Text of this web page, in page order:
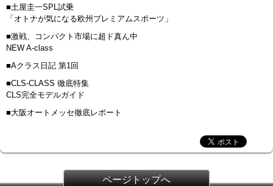
■土屋圭一SPL試乗
「オトナが気になる欧州プレミアムスポーツ」
■激戦、コンパクト市場に超ド真ん中
NEW A-class
■Aクラス日記 第1回
■CLS-CLASS 徹底特集
CLS完全モデルガイド
■大阪オートメッセ徹底レポート
ページトップへ